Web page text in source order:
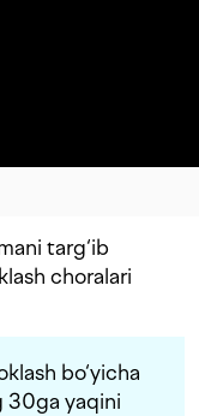
targ‘ib
choralari
bo‘yicha
30ga yaqini